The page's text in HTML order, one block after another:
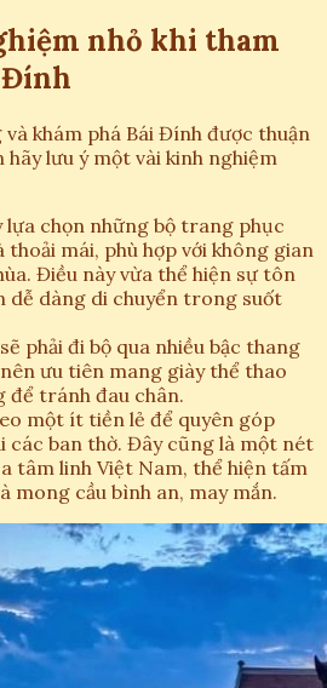
nhỏ khi tham
Đính
khám phá Bái Đính được thuận
hãy lưu ý một vài kinh nghiệm
lựa chọn những bộ trang phục
thoải mái, phù hợp với không gian
Điều này vừa thể hiện sự tôn
dễ dàng di chuyển trong suốt
phải đi bộ qua nhiều bậc thang
ưu tiên mang giày thể thao
để tránh đau chân.
một ít tiền lẻ để quyên góp
các ban thờ. Đây cũng là một nét
tâm linh Việt Nam, thể hiện tấm
mong cầu bình an, may mắn.